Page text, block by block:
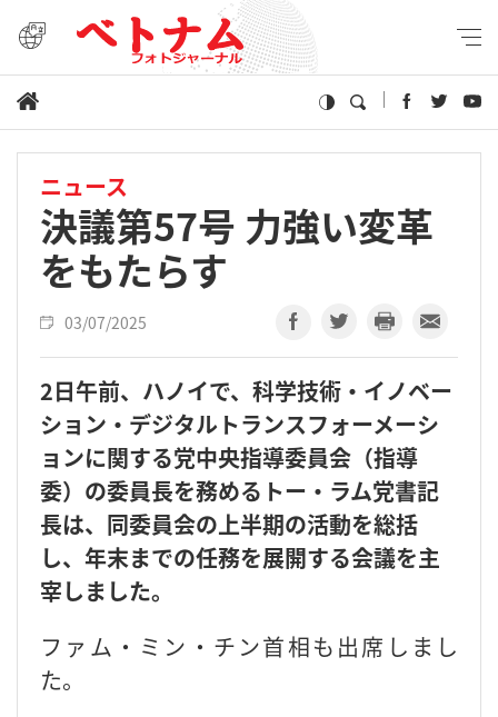
ニュース
決議第57号 力強い変革
をもたらす
03/07/2025
2日午前、ハノイで、科学技術・イノベー
ション・デジタルトランスフォーメーシ
ョンに関する党中央指導委員会（指導
委）の委員長を務めるトー・ラム党書記
長は、同委員会の上半期の活動を総括
し、年末までの任務を展開する会議を主
宰しました。
ファム・ミン・チン首相も出席しまし
た。